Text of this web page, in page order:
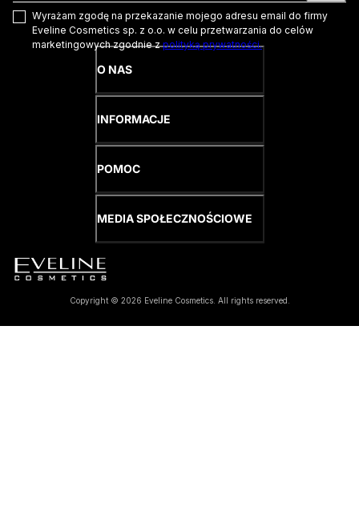
Wyrażam zgodę na przekazanie mojego adresu email do firmy
Eveline Cosmetics sp. z o.o. w celu przetwarzania do celów
marketingowych zgodnie zpolityką prywatności.
O NAS
INFORMACJE
POMOC
MEDIA SPOŁECZNOŚCIOWE
Copyright © 2026 Eveline Cosmetics. All rights reserved.